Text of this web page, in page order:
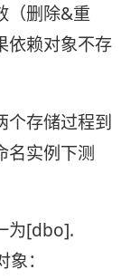
（删除&重
依赖对象不存
个存储过程到
名实例下测
为[dbo].
：